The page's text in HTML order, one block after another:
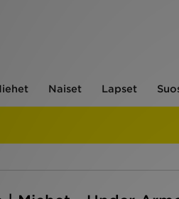
Naiset Lapset